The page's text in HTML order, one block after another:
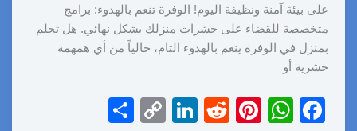
على بيئة آمنة ونظيفة اليوم! الوفرة تنعم بالهدوء: برامج
متخصصة للقضاء على حشرات منزلك بشكل نهائي. هل تحلم
بمنزل في الوفرة ينعم بالهدوء التام، خالياً من أي همهمة
حشرية أو
F
W
Pi
R
Li
C